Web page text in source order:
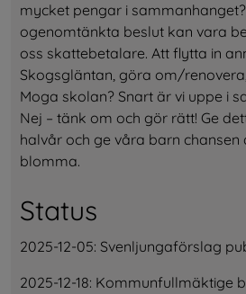
mycket pengar i
ogenomtänkta beslut kan vara
oss skattebetalare. Att flytta in
Skogsgläntan, göra om/
Moga skolan? Snart är vi uppe i
Nej – tänk om och gör rätt! Ge
halvår och ge våra barn
blomma.
Status
2025-12-05: Svenljungaförslag
2025-12-18: Kommunfullmäktige